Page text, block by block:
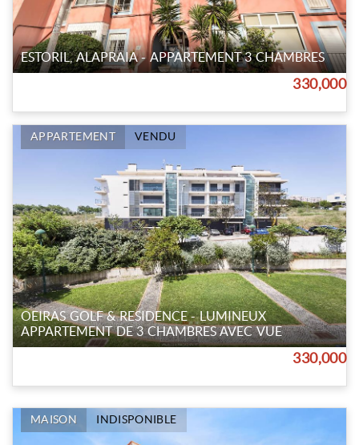
ESTORIL, ALAPRAIA - APPARTEMENT 3 CHAMBRES
330,000
APPARTEMENT VENDU
OEIRAS GOLF & RESIDENCE - LUMINEUX
APPARTEMENT DE 3 CHAMBRES AVEC VUE
330,000
MAISON INDISPONIBLE